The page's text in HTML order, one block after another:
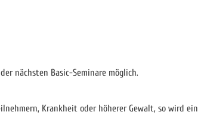
nächsten Basic-Seminare möglich.
Krankheit oder höherer Gewalt, so wird ein